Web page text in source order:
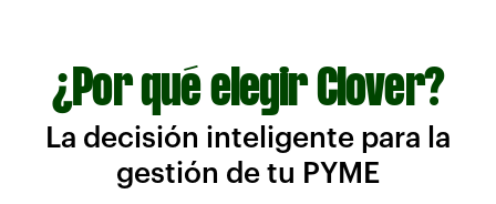
¿Por qué elegir Clover?
La decisión inteligente para la
gestión de tu PYME